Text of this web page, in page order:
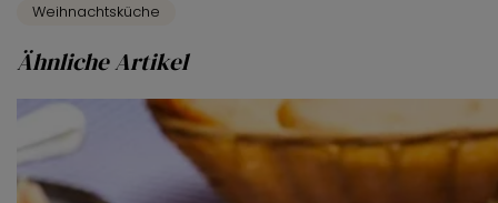
Weihnachtsküche
Ähnliche Artikel